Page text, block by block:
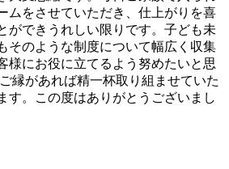
ムをさせていただき、仕上がりを喜
ができうれしい限りです。子ども未
そのような制度について幅広く収集
様にお役に立てるよう努めたいと思
縁があれば精一杯取り組ませていた
す。この度はありがとうございまし